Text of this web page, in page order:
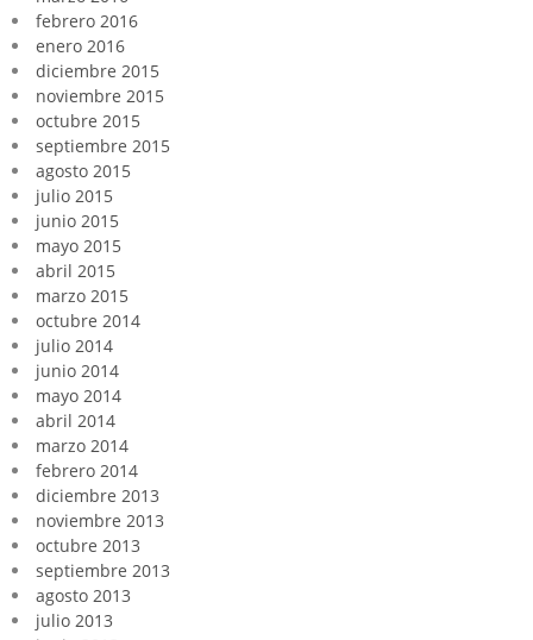
febrero 2016
enero 2016
diciembre 2015
noviembre 2015
octubre 2015
septiembre 2015
agosto 2015
julio 2015
junio 2015
mayo 2015
abril 2015
marzo 2015
octubre 2014
julio 2014
junio 2014
mayo 2014
abril 2014
marzo 2014
febrero 2014
diciembre 2013
noviembre 2013
octubre 2013
septiembre 2013
agosto 2013
julio 2013